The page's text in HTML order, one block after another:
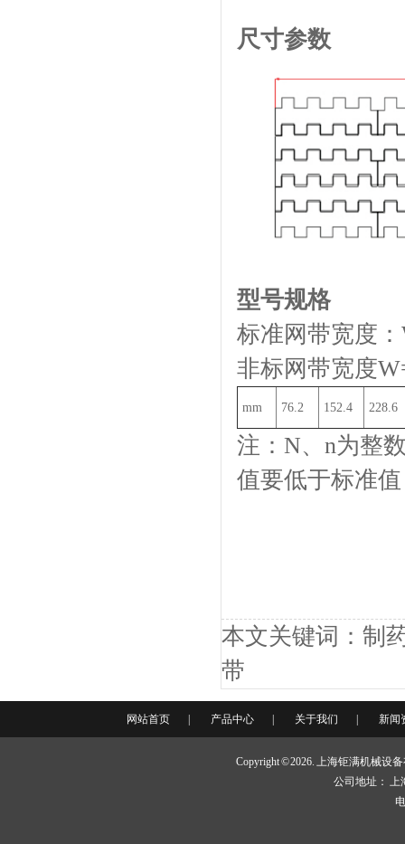
尺寸参数
型号规格
标准网带宽度
非标网带宽度
mm 76.2 152.4 228.6
注：N、n为整
值要低于标准值
本文关键词：制
带
网站首页 产品中心 关于我们 新闻
Copyright © 2026. 上海钜满机械设
公司地址： 上